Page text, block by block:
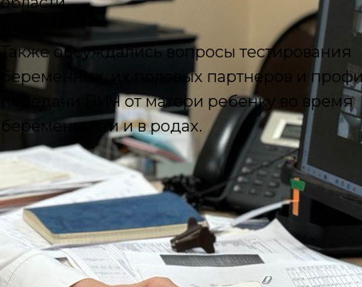
Также обсуждались вопросы тестирования
беременных, их половых партнеров и
передачи ВИЧ от матери ребенку во время
беременности и в родах.